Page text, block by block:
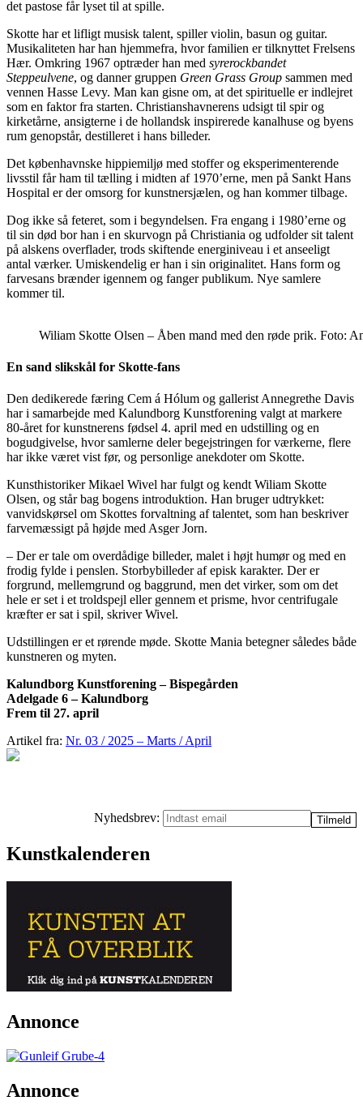
det pastose får lyset til at spille.
Skotte har et lifligt musisk talent, spiller violin, basun og guitar.
Musikaliteten har han hjemmefra, hvor familien er tilknyttet Frelsens
Hær. Omkring 1967 optræder han med syrerockbandet
Steppeulvene, og danner gruppen Green Grass Group sammen med
vennen Hasse Levy. Man kan gisne om, at det spirituelle er indlejret
som en faktor fra starten. Christianshavnerens udsigt til spir og
kirketårne, ansigterne i de hollandsk inspirerede kanalhuse og byens
rum genopstår, destilleret i hans billeder.
Det københavnske hippiemiljø med stoffer og eksperimenterende
livsstil får ham til tælling i midten af 1970’erne, men på Sankt Hans
Hospital er der omsorg for kunstnersjælen, og han kommer tilbage.
Dog ikke så feteret, som i begyndelsen. Fra engang i 1980’erne og
til sin død bor han i en skurvogn på Christiania og udfolder sit talent
på alskens overflader, trods skiftende energiniveau i et anseeligt
antal værker. Umiskendelig er han i sin originalitet. Hans form og
farvesans brænder igennem og fanger publikum. Nye samlere
kommer til.
Wiliam Skotte Olsen – Åben mand med den røde prik. Foto:
En sand slikskål for Skotte-fans
Den dedikerede færing Cem á Hólum og gallerist Annegrethe Davis
har i samarbejde med Kalundborg Kunstforening valgt at markere
80-året for kunstnerens fødsel 4. april med en udstilling og en
bogudgivelse, hvor samlerne deler begejstringen for værkerne, flere
har ikke været vist før, og personlige anekdoter om Skotte.
Kunsthistoriker Mikael Wivel har fulgt og kendt Wiliam Skotte
Olsen, og står bag bogens introduktion. Han bruger udtrykket:
vanvidskørsel om Skottes forvaltning af talentet, som han beskriver
farvemæssigt på højde med Asger Jorn.
– Der er tale om overdådige billeder, malet i højt humør og med en
frodig fylde i penslen. Storbybilleder af episk karakter. Der er
forgrund, mellemgrund og baggrund, men det virker, som om det
hele er set i et troldspejl eller gennem et prisme, hvor centrifugale
kræfter er sat i spil, skriver Wivel.
Udstillingen er et rørende møde. Skotte Mania betegner således både
kunstneren og myten.
Kalundborg Kunstforening – Bispegården
Adelgade 6 – Kalundborg
Frem til 27. april
Artikel fra: Nr. 03 / 2025 – Marts / April
Nyhedsbrev:
Kunstkalenderen
Annonce
Annonce